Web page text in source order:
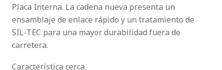
Placa Interna. La cadena nueva presenta un
ensamblaje de enlace rápido y un tratamiento de
SIL-TEC para una mayor durabilidad fuera de
carretera.
Característica cerca